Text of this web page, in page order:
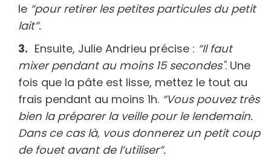
le “pour retirer les petites particules du petit
lait”.
Ensuite, Julie Andrieu précise : “Il faut
mixer pendant au moins 15 secondes". Une
fois que la pâte est lisse, mettez le tout au
frais pendant au moins 1h. “Vous pouvez très
bien la préparer la veille pour le lendemain.
Dans ce cas là, vous donnerez un petit coup
de fouet avant de l’utiliser”.